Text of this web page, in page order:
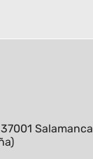
Salamanca